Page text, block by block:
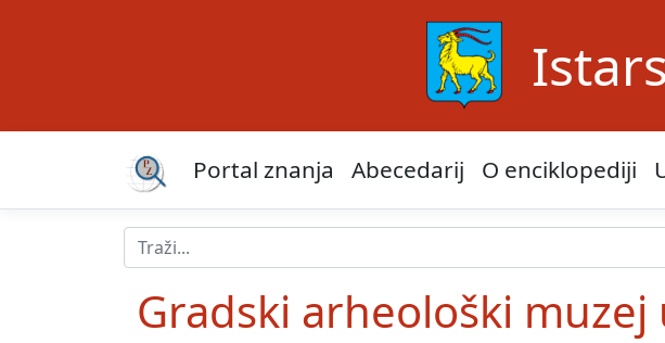
Portal znanja Abecedarij O enciklopediji
Gradski arheološki muzej